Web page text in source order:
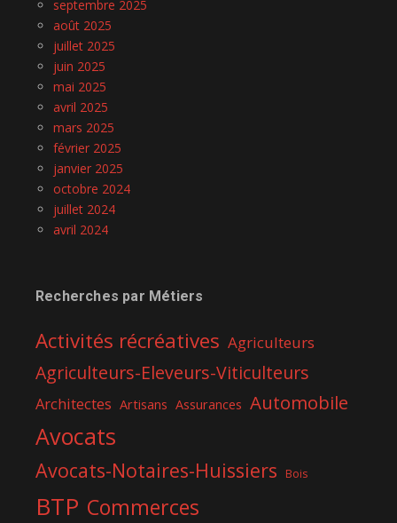
septembre 2025
août 2025
juillet 2025
juin 2025
mai 2025
avril 2025
mars 2025
février 2025
janvier 2025
octobre 2024
juillet 2024
avril 2024
Recherches par Métiers
Activités récréatives Agriculteurs
Agriculteurs-Eleveurs-Viticulteurs
Architectes Artisans Assurances Automobile
Avocats
Avocats-Notaires-Huissiers Bois
BTP Commerces